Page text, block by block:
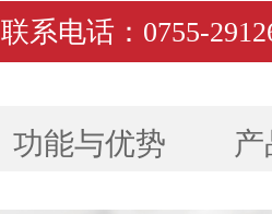
联系电话：0755-
功能与优势